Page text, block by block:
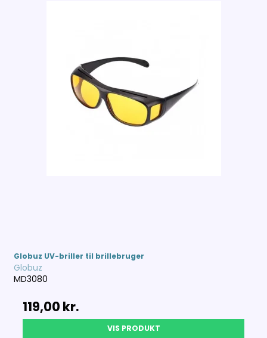
Globuz UV-briller til brillebruger
Globuz
MD3080
119,00 kr.
VIS PRODUKT